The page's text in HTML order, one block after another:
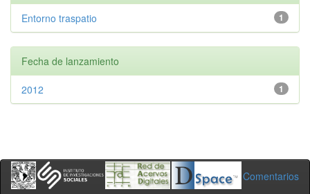
1
Entorno traspatio
Fecha de lanzamiento
1
2012
Comentarios